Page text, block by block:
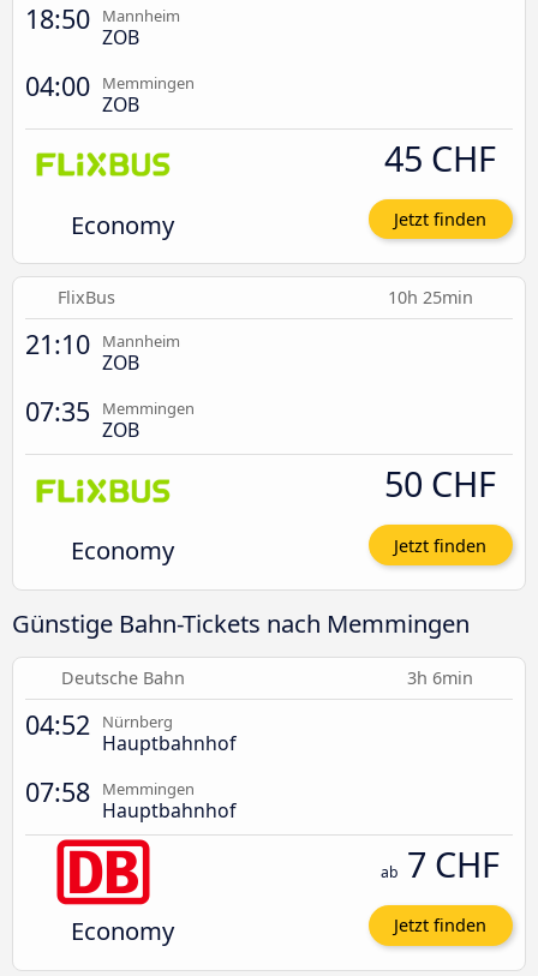
18:50 Mannheim
ZOB
04:00 Memmingen
ZOB
Economy
45 CHF
Jetzt finden
FlixBus 10h 25min
21:10 Mannheim
ZOB
07:35 Memmingen
ZOB
Economy
50 CHF
Jetzt finden
Günstige Bahn-Tickets nach Memmingen
Deutsche Bahn 3h 6min
04:52 Nürnberg
Hauptbahnhof
07:58 Memmingen
Hauptbahnhof
Economy
ab 7 CHF
Jetzt finden